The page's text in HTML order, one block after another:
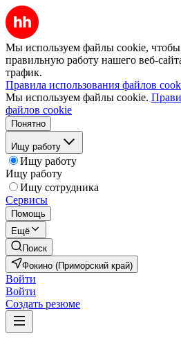
Мы используем файлы cookie, чтобы
правильную работу нашего веб-
трафик.
Правила использования файлов
Мы используем файлы cookie.
файлов cookie
Понятно
Ищу работу
Ищу работу
Ищу работу
Ищу сотрудника
Сервисы
Помощь
Ещё
Поиск
Фокино (Приморский край)
Войти
Войти
Создать резюме